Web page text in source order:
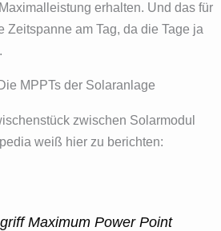
erhalten. Und das für
Zeitspanne am Tag, da die Tage ja
MPPTs der Solaranlage
zwischen Solarmodul
weiß hier zu berichten:
Maximum Power Point